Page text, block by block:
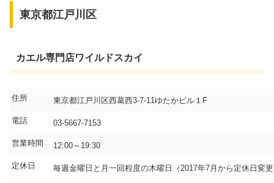
東京都江戸川区
カエル専門店ワイルドスカイ
住所 東京都江戸川区西葛西3-7-11ゆたかビル１F
電話 03-5667-7153
営業時間 12:00～19:30
定休日 毎週金曜日と月一回程度の木曜日（2017年7月から定休日変